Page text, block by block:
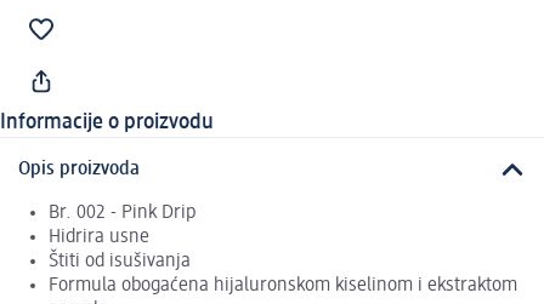
Informacije o proizvodu
Opis proizvoda
Br. 002 - Pink Drip
Hidrira usne
Štiti od isušivanja
Formula obogaćena hijaluronskom kiselinom i ekstraktom